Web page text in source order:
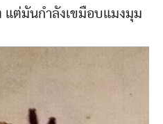
แต่มันกำลังเขมือบแมงมุม